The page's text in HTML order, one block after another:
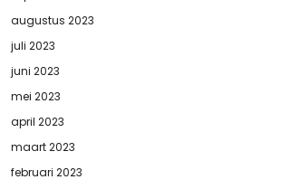
augustus 2023
juli 2023
juni 2023
mei 2023
april 2023
maart 2023
februari 2023